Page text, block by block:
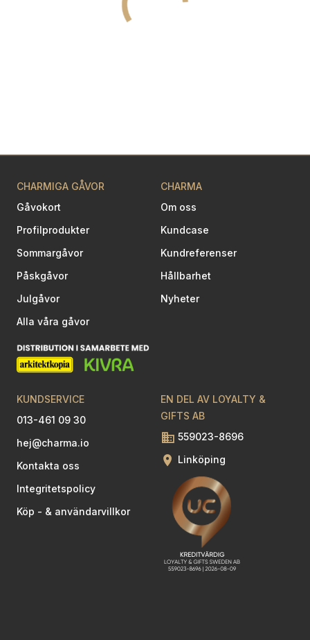
CHARMIGA GÅVOR
Gåvokort
Profilprodukter
Sommargåvor
Påskgåvor
Julgåvor
Alla våra gåvor
CHARMA
Om oss
Kundcase
Kundreferenser
Hållbarhet
Nyheter
KUNDSERVICE
013-461 09 30
hej@charma.io
Kontakta oss
Integritetspolicy
Köp - & användarvillkor
EN DEL AV LOYALTY &
GIFTS AB
559023-8696
Linköping